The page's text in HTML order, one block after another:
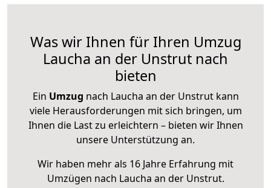
Was wir Ihnen für Ihren Umzug
Laucha an der Unstrut nach
bieten
Ein Umzug nach Laucha an der Unstrut kann
viele Herausforderungen mit sich bringen, um
Ihnen die Last zu erleichtern – bieten wir Ihnen
unsere Unterstützung an.
Wir haben mehr als 16 Jahre Erfahrung mit
Umzügen nach Laucha an der Unstrut.